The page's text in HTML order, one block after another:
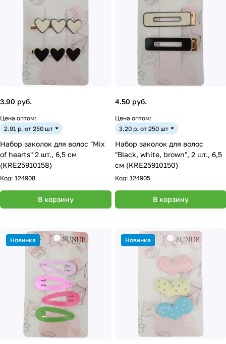
3.90 руб.
Цена оптом:
2.91 р. от 250 шт
Набор заколок для волос "Mix
of hearts" 2 шт., 6,5 см
(KRE25910158)
Код: 124908
В корзину
4.50 руб.
Цена оптом:
3.20 р. от 250 шт
Набор заколок для волос
"Black, white, brown", 2 шт., 6,5
см (KRE25910150)
Код: 124905
В корзину
Новинка Новинка